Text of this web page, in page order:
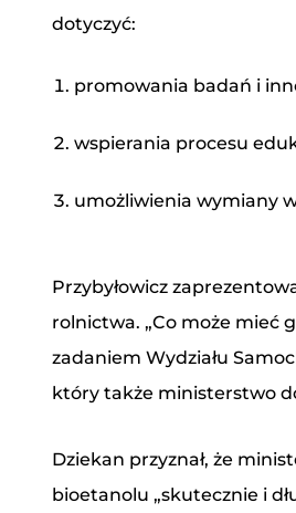
dotyczyć:
promowania badań i
wspierania procesu
umożliwienia wymiany
Przybyłowicz
rolnictwa. „Co może mieć
zadaniem Wydziału
który także ministerstwo
Dziekan przyznał, że
bioetanolu „skutecznie i
Treść
Polskich w